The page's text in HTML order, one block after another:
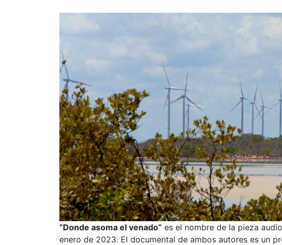
“Donde asoma el venado” es el nombre de la pieza
enero de 2023. El documental de ambos autores es un